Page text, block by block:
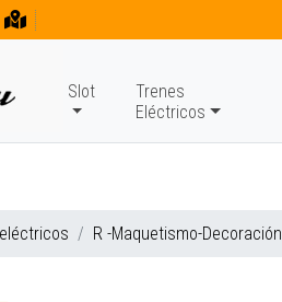
Slot
Trenes
Eléctricos
R -Maquetismo-Decoración